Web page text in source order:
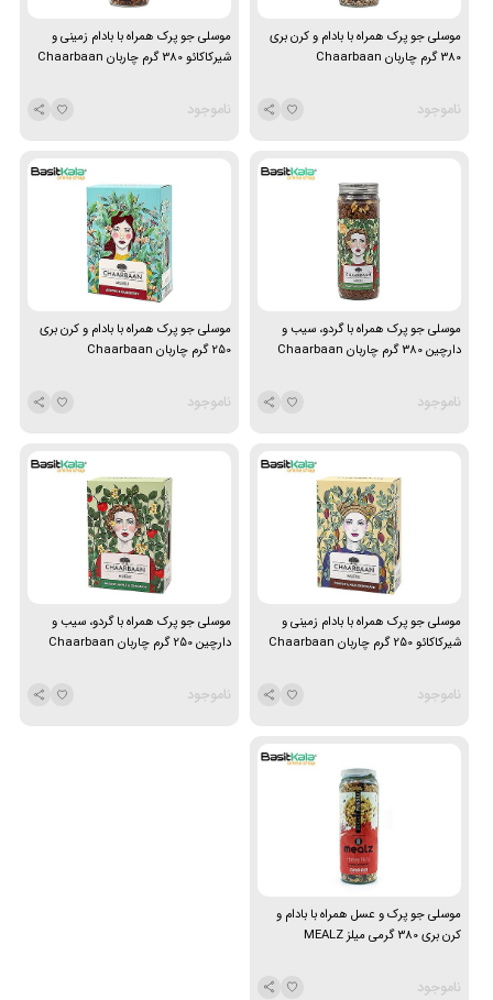
موسلی جو پرک همراه با بادام و کرن بری
380 گرم چاربان Chaarbaan
ناموجود
موسلی جو پرک همراه با بادام زمینی و
شیرکاکائو 380 گرم چاربان Chaarbaan
ناموجود
موسلی جو پرک همراه با گردو، سیب و
دارچین 380 گرم چاربان Chaarbaan
ناموجود
موسلی جو پرک همراه با بادام و کرن بری
250 گرم چاربان Chaarbaan
ناموجود
موسلی جو پرک همراه با بادام زمینی و
شیرکاکائو 250 گرم چاربان Chaarbaan
ناموجود
موسلی جو پرک همراه با گردو، سیب و
دارچین 250 گرم چاربان Chaarbaan
ناموجود
موسلی جو پرک و عسل همراه با بادام و
کرن بری 380 گرمی میلز MEALZ
ناموجود